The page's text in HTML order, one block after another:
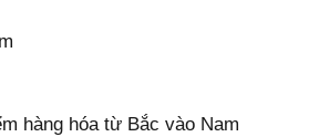
hàng hóa từ Bắc vào Nam